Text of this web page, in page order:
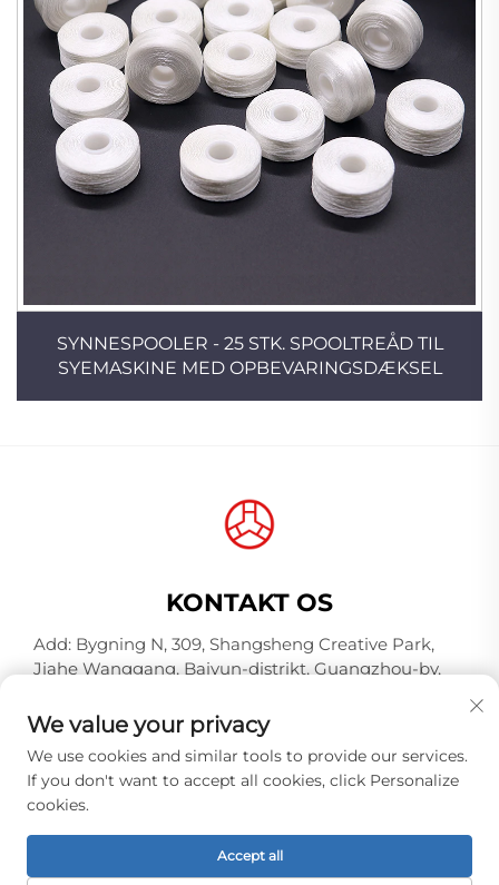
SYNNESPOOLER - 25 STK. SPOOLTREÅD TIL
SYEMASKINE MED OPBEVARINGSDÆKSEL
KONTAKT OS
Add: Bygning N, 309, Shangsheng Creative Park,
Jiahe Wanggang, Baiyun-distrikt, Guangzhou-by,
Tel:+86-18925123039
E-mail:[email protected]
Copyright © 2026 Guangzhou Hongqiao Thread
Industry Co.,Ltd. Alle rettigheder forbeholdes. -
We value your privacy
We use cookies and similar tools to provide our services.
If you don't want to accept all cookies, click Personalize
cookies.
Accept all